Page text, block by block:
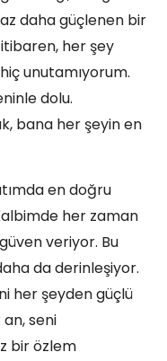
daha güçlenen bir
itibaren, her şey
unutamıyorum.
dolu.
bana her şeyin en
en doğru
her zaman
veriyor. Bu
da derinleşiyor.
her şeyden güçlü
an, seni
bir özlem